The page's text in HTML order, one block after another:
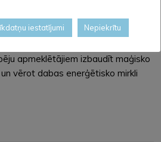
saulrieta līdz 21. jūnija
parks iemirdzēsies saules
sauli”. Pastaigu taka pa Alūksnes
apmeklētājiem izbaudīt maģisko
vērot dabas enerģētisko mirkli
iestatījumi Nepiekrītu